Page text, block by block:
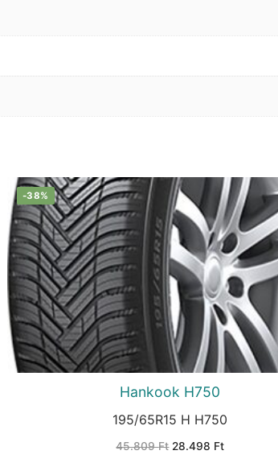
-38%
Hankook H750
195/65R15 H H750
45.809Ft Original
28.498 FtCurrent